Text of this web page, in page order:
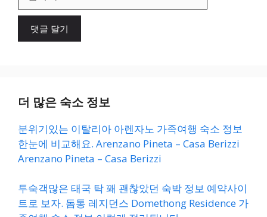
이
더 많은 숙소 정보
분위기있는 이탈리아 아렌자노 가족여행 숙소 정보
한눈에 비교해요. Arenzano Pineta – Casa Berizzi
Arenzano Pineta – Casa Berizzi
투숙객많은 태국 탁 꽤 괜찮았던 숙박 정보 예약사이
트로 보자. 돔통 레지던스 Domethong Residence 가